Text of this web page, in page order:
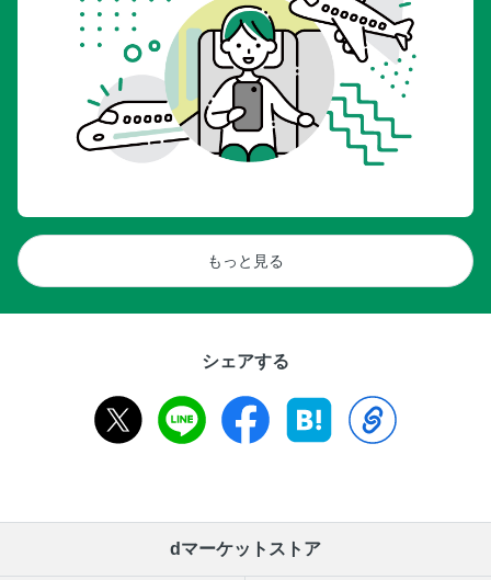
もっと見る
シェアする
dマーケットストア